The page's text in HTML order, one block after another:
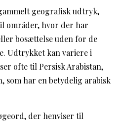
geografisk udtryk,
områder, hvor der har
bosættelse uden for de
Udtrykket kan variere i
ofte til Persisk Arabistan,
som har en betydelig arabisk
der henviser til